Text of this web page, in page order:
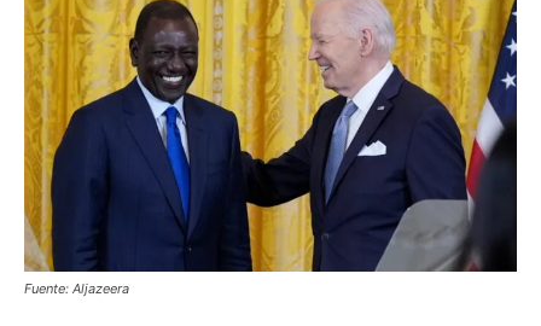
Fuente: Aljazeera